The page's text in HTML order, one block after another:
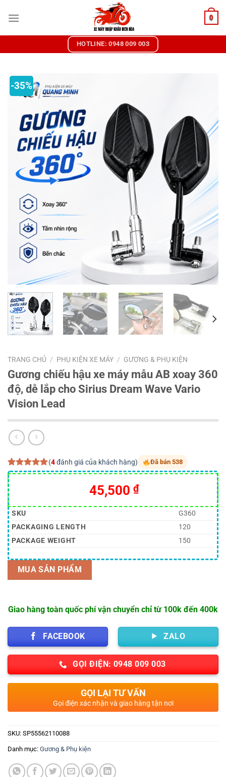
đến
0
HOTLINE: 0948 009 003
-35%
TRANG CHỦ / PHỤ KIỆN XE MÁY / GƯƠNG & PHỤ KIỆN
Gương chiếu hậu xe máy mẫu AB xoay 360
độ, dễ lắp cho Sirius Dream Wave Vario
Vision Lead
5.00trên 5
dựa trên
4
đánh giá
(4đánh giá của khách hàng) Đã bán 538
Giá
gốc
45,500 ₫Giá
hiện
45,500 ₫.
SKU
G360
PACKAGING LENGTH
120
PACKAGE WEIGHT
150
MUA SẢN PHẨM
Giao hàng toàn quốc phí vận chuyển chỉ từ 100k đến 400k
FACEBOOK ZALO
GỌI ĐIỆN: 0948 009 003
GỌI LẠI TƯ VẤN
Gọi điện xác nhận và giao hàng tận nơi
SKU: SP55562110088
Danh mục: Gương & Phụ kiện